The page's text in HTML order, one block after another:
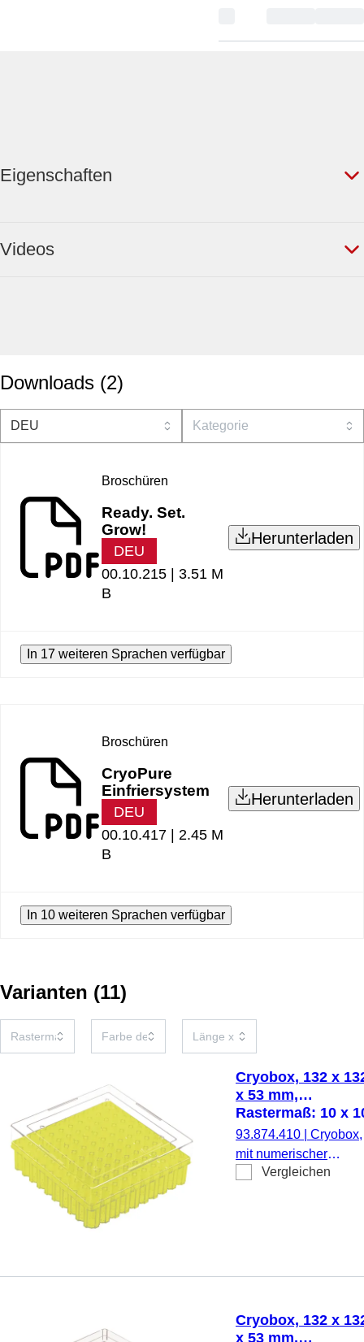
Eigenschaften
Videos
Downloads (2)
Broschüren
Ready. Set.
Grow!
DEU
00.10.215 | 3.51 M
B
Herunterladen
In 17 weiteren Sprachen verfügbar
Broschüren
CryoPure
Einfriersystem
DEU
00.10.417 | 2.45 M
B
Herunterladen
In 10 weiteren Sprachen verfügbar
Varianten (11)
Cryobox, 132 x
x 53 mm,
Rastermaß: 10 x
für 100 Gefäße
93.874.410
Cryobox,
mit numerischer
Codierung pro
132 x 132 x 53 mm,
Vergleichen
Cryobox, 132 x
x 53 mm,